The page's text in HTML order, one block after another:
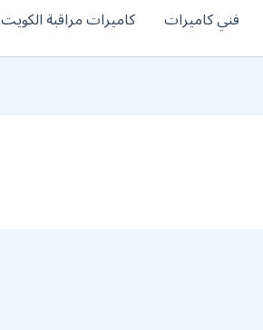
فني كاميرات كاميرات مراقبة الكويت